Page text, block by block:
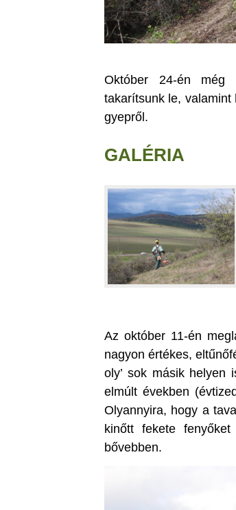
Október 24-én még
takarítsunk le, valamint
gyepről.
GALÉRIA
Az október 11-én
nagyon értékes,
oly’ sok másik helyen
elmúlt években
Olyannyira, hogy a
kinőtt fekete
bővebben.